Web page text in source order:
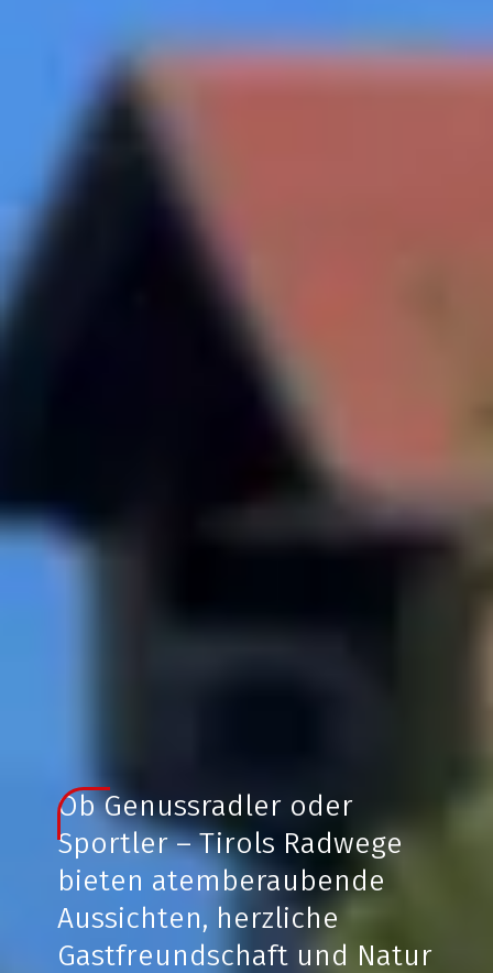
Ob Genussradler oder
Sportler – Tirols Radwege
bieten atemberaubende
Aussichten, herzliche
Gastfreundschaft und Natur